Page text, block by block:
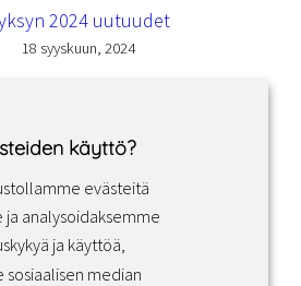
2024 uutuudet
18 syyskuun, 2024
Facebook Instagram LinkedIn
käyttö?
evästeitä
analysoidaksemme
ja käyttöä,
median